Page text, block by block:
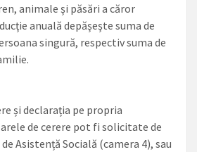
animale şi păsări a căror
anuală depăşeşte suma de
singură, respectiv suma de
și declarația pe propria
de cerere pot fi solicitate de
Asistență Socială (camera 4), sau